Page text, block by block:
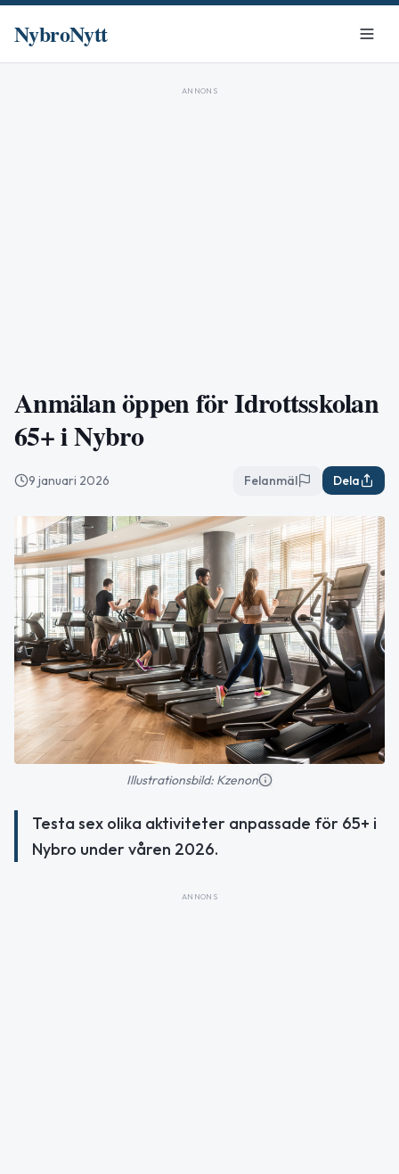
NybroNytt
ANNONS
Anmälan öppen för Idrottsskolan
65+ i Nybro
9 januari 2026 Felanmäl Dela
Illustrationsbild: Kzenon
Testa sex olika aktiviteter anpassade för 65+ i
Nybro under våren 2026.
ANNONS